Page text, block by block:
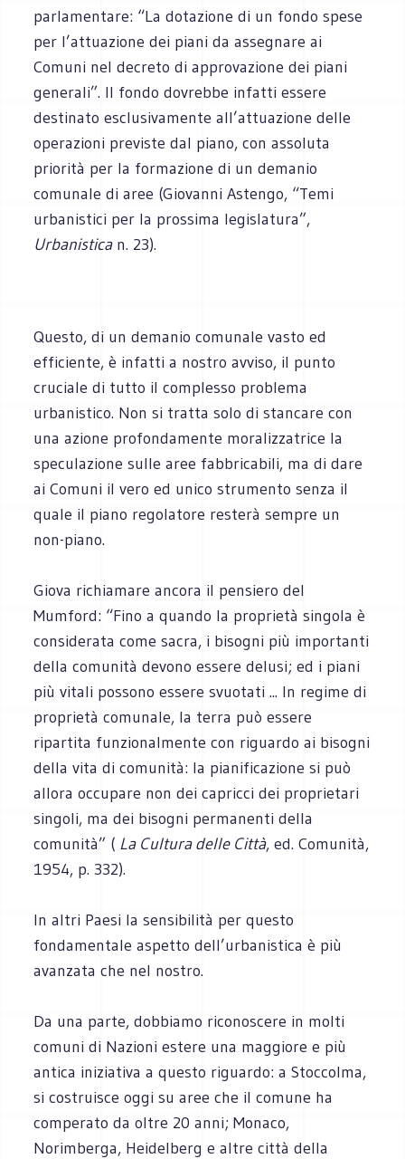
parlamentare: “La dotazione di un fondo spese
per l’attuazione dei piani da assegnare ai
Comuni nel decreto di approvazione dei piani
generali”. Il fondo dovrebbe infatti essere
destinato esclusivamente all’attuazione delle
operazioni previste dal piano, con assoluta
priorità per la formazione di un demanio
comunale di aree (Giovanni Astengo, “Temi
urbanistici per la prossima legislatura”,
Urbanistican. 23).
Questo,di un demanio comunale vasto ed
efficiente, è infatti a nostro avviso, il punto
cruciale di tutto il complesso problema
urbanistico. Non si tratta solo di stancare con
una azione profondamente moralizzatrice la
speculazione sulle aree fabbricabili, ma di dare
ai Comuni il vero ed unico strumento senza il
quale il piano regolatore resterà sempre un
non-piano.
Giova richiamare ancora il pensiero del
Mumford: “Fino a quando la proprietà singola è
considerata come sacra, i bisogni più importanti
della comunità devono essere delusi; ed i piani
più vitali possono essere svuotati ... In regime di
proprietà comunale, la terra può essere
ripartita funzionalmente con riguardo ai bisogni
della vita di comunità: la pianificazione si può
allora occupare non dei capricci dei proprietari
singoli, ma dei bisogni permanenti della
comunità” ( La Cultura delle Città, ed. Comunità,
1954, p. 332).
In altri Paesi la sensibilità per questo
fondamentale aspetto dell’urbanistica è più
avanzata che nel nostro.
Da una parte, dobbiamo riconoscere in molti
comuni di Nazioni estere una maggiore e più
antica iniziativa a questo riguardo: a Stoccolma,
si costruisce oggi su aree che il comune ha
comperato da oltre 20 anni; Monaco,
Norimberga, Heidelberg e altre città della